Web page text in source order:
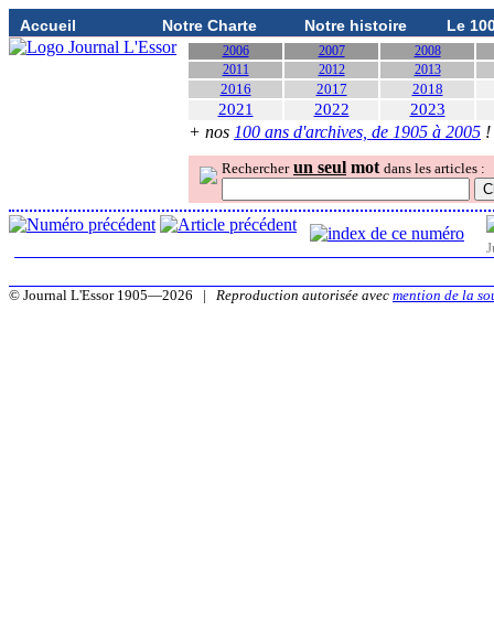
Accueil Notre Charte Notre histoire Le
2006 2007
2008
2011
2012 2013
2016 2017 2018
2021 2022 2023
+ nos 100 ans d'archives, de 1905 à 2005 !
Rechercher un seul mot dans les articles :
© Journal L'Essor 1905—2026 | Reproduction autorisée avec mention de la